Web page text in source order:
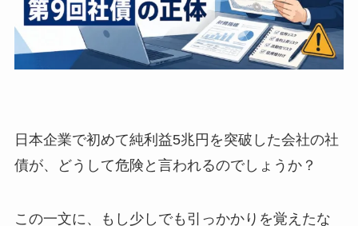
日本企業で初めて純利益5兆円を突破した会社の社
債が、どうして危険と言われるのでしょうか？
この一文に、もし少しでも引っかかりを覚えたな